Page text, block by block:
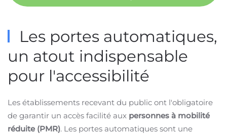
Les portes automatiques,
un atout indispensable
pour l'accessibilité
Les établissements recevant du public ont l'obligatoire
de garantir un accès facilité aux personnes à mobilité
réduite (PMR). Les portes automatiques sont une